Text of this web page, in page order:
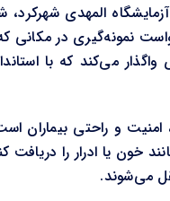
المهدی
نمونه‌گیری در
می‌کند که با
و راحتی
یا ادرار را دریافت
می‌شوند.